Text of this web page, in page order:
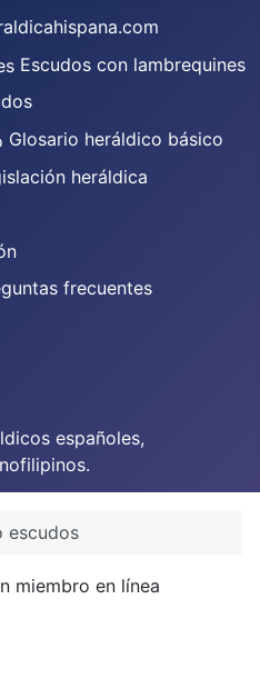
Escudos con lambrequines
Glosario heráldico básico
heráldica
frecuentes
españoles,
escudos
miembro en línea